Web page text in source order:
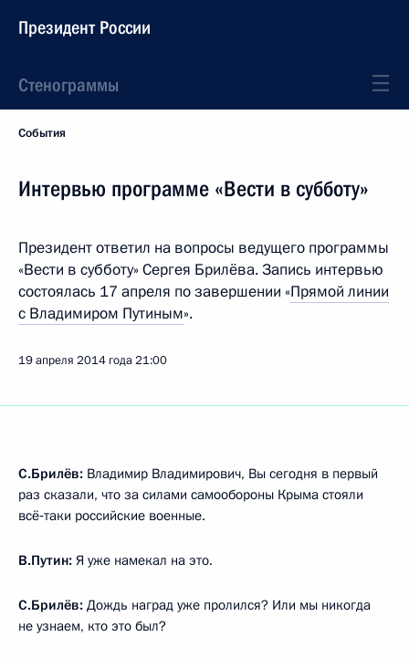
Президент России
Стенограммы
События
Интервью программе «Вести в субботу»
Президент ответил на вопросы ведущего программы
«Вести в субботу» Сергея Брилёва. Запись интервью
состоялась 17 апреля по завершении «Прямой линии
с Владимиром Путиным».
19 апреля 2014 года21:00
С.Брилёв: Владимир Владимирович, Вы сегодня в первый
раз сказали, что за силами самообороны Крыма стояли
всё‑таки российские военные.
В.Путин: Я уже намекал на это.
С.Брилёв: Дождь наград уже пролился? Или мы никогда
не узнаем, кто это был?